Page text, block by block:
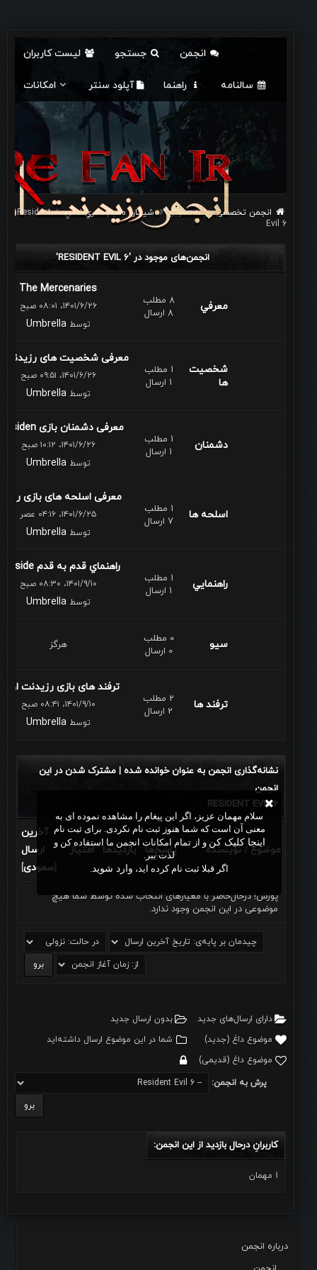
سلام مهمان عزیز، اگر این پیغام را مشاهده نموده ای به
معنی آن است که شما هنوز ثبت نام نکردی. برای ثبت نام
اینجا کلیک کن و از تمام امکانات انجمن ما استفاده کن و
لذت ببر.
اگر قبلا ثبت نام کرده اید، وارد شوید.
انجمن جستجو لیست کاربران
سالنامه راهنما آپلود سنتر امکانات
انجمن تخصصی رزیدنت اویل شيطان مقيم: سري اصلي
Resident
Evil 6
انجمن‌های موجود در 'RESIDENT EVIL 6'
معرفي
8 مطلب
8 ارسال
The Mercenaries
۱۴۰۱/۶/۲۶، ۰۸:۰۱ صبح
توسطUmbrella
شخصيت
ها
1 مطلب
1 ارسال
معرفی شخصیت های رزیدنت
۱۴۰۱/۶/۲۶، ۰۹:۵۱ صبح
توسطUmbrella
دشمنان
1 مطلب
1 ارسال
معرفی دشمنان بازی Residen...
۱۴۰۱/۶/۲۶، ۱۰:۱۲ صبح
توسطUmbrella
اسلحه ها
1 مطلب
7 ارسال
معرفی اسلحه های بازی
۱۴۰۱/۶/۲۵، ۰۴:۱۶ عصر
توسطUmbrella
راهنمايي
1 مطلب
1 ارسال
راهنماي قدم به قدم Reside...
۱۴۰۱/۹/۱۰، ۰۸:۳۰ صبح
توسطUmbrella
سيو
0 مطلب
0 ارسال
هرگز
ترفند ها
2 مطلب
2 ارسال
ترفند های بازی رزیدنت
۱۴۰۱/۹/۱۰، ۰۸:۴۱ صبح
توسطUmbrella
نشانه‌گذاری انجمن به عنوان خوانده شده |مشترک شدن در این
انجمن
RESIDENT EVIL 6
موضوع / نویسنده پاسخ‌ها بازدید‌ها امتیاز
آخرین
ارسال
صعودی]
پوزش! درحال‌حاضر با معیارهای انتخاب شده توسط شما هیچ
موضوعی در این انجمن وجود ندارد.
دارای ارسال‌های جدید‌
موضوع داغ (جدید‌)
موضوع داغ (قدیمی)
بدون ارسال جدید‌
شما در این موضوع ارسال داشته‌اید
پرش به انجمن:
کاربرانِ درحال بازدید از این انجمن:
1 مهمان
درباره انجمن